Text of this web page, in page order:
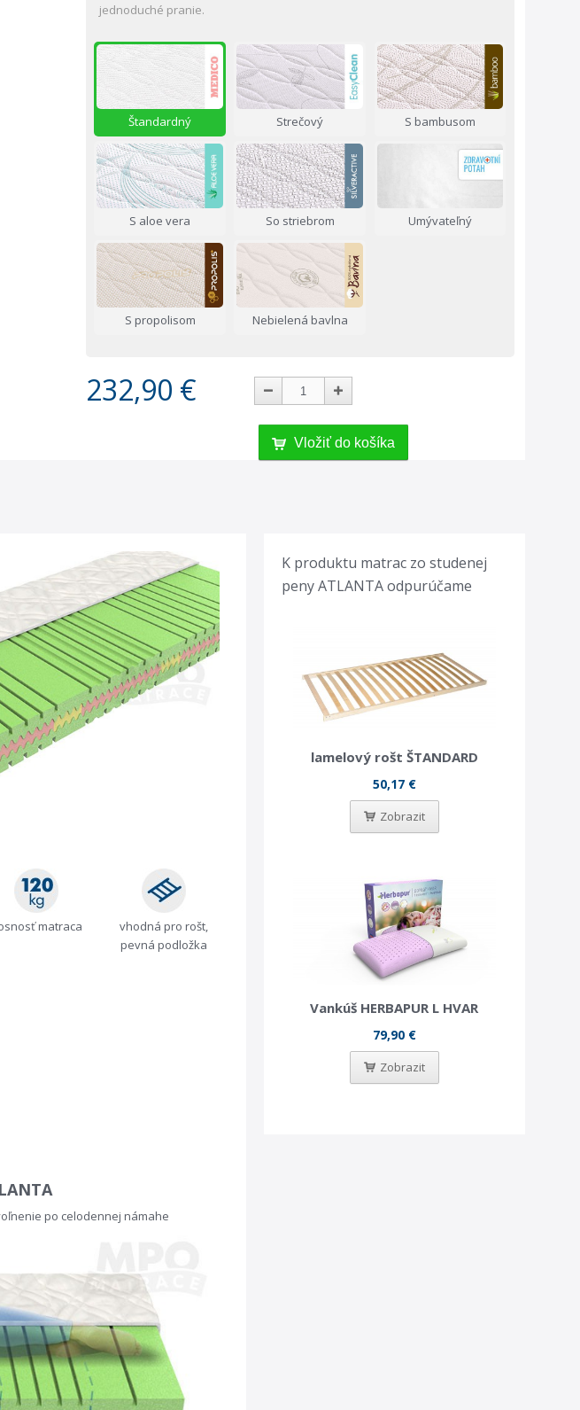
jednoduché pranie.
Štandardný Strečový S bambusom
S aloe vera So striebrom Umývateľný
S propolisom Nebielená bavlna
232,90 €
Vložiť do košíka
matraca
vhodná pro rošt,
pevná podložka
po celodennej námahe
K produktu matrac zo studenej
peny ATLANTA odpurúčame
lamelový rošt ŠTANDARD
50,17 €
Zobrazit
Vankúš HERBAPUR L HVAR
79,90 €
Zobrazit